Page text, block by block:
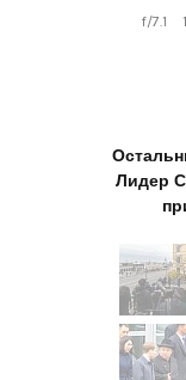
f/7.1
Лидер